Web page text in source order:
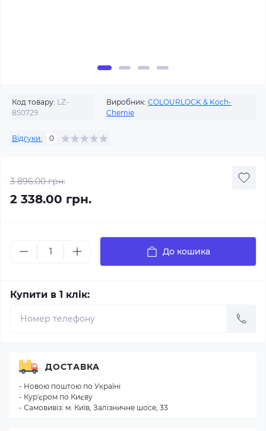
Код товару: LZ-
850729
Виробник: COLOURLOCK & Koch-
Chemie
Відгуки: 0
3 896.00 грн.
2 338.00 грн.
До кошика
Купити в 1 клік:
ДОСТАВКА
- Новою поштою по Україні
- Кур'єром по Києву
- Самовивіз: м. Київ, Залізничне шосе, 33